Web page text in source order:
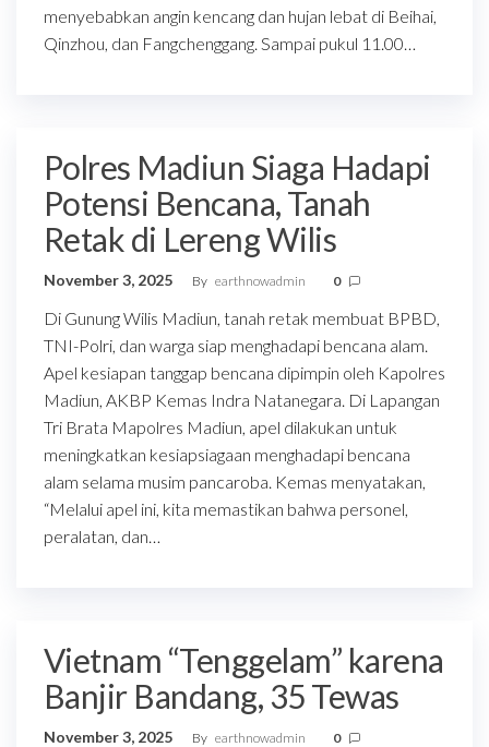
menyebabkan angin kencang dan hujan lebat di Beihai,
Qinzhou, dan Fangchenggang. Sampai pukul 11.00…
Polres Madiun Siaga Hadapi
Potensi Bencana, Tanah
Retak di Lereng Wilis
November 3, 2025 By earthnowadmin 0
Di Gunung Wilis Madiun, tanah retak membuat BPBD,
TNI-Polri, dan warga siap menghadapi bencana alam.
Apel kesiapan tanggap bencana dipimpin oleh Kapolres
Madiun, AKBP Kemas Indra Natanegara. Di Lapangan
Tri Brata Mapolres Madiun, apel dilakukan untuk
meningkatkan kesiapsiagaan menghadapi bencana
alam selama musim pancaroba. Kemas menyatakan,
“Melalui apel ini, kita memastikan bahwa personel,
peralatan, dan…
Vietnam “Tenggelam” karena
Banjir Bandang, 35 Tewas
November 3, 2025 By earthnowadmin 0